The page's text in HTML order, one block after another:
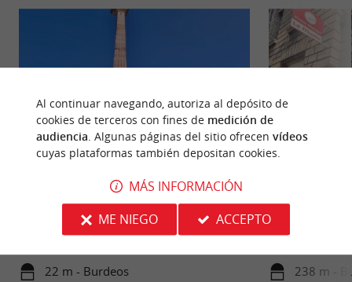
La Place de la Victoire en Burdeos es un lugar
emblemático que combina riqueza histórica, arte
contemporáneo y un ...
22 m - Burdeos
Este singular
conocido como
Estudios
238 m -
Al continuar navegando, autoriza al depósito de
cookies de terceros con fines de medición de
audiencia. Algunas páginas del sitio ofrecen vídeos
cuyas plataformas también depositan cookies.
MÁS INFORMACIÓN
ME NIEGO
ACCEPTO